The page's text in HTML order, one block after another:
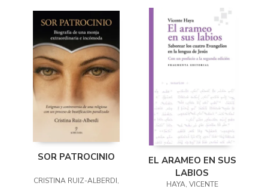
SOR PATROCINIO
CRISTINA RUIZ-ALBERDI,
EL ARAMEO EN SUS
LABIOS
HAYA, VICENTE